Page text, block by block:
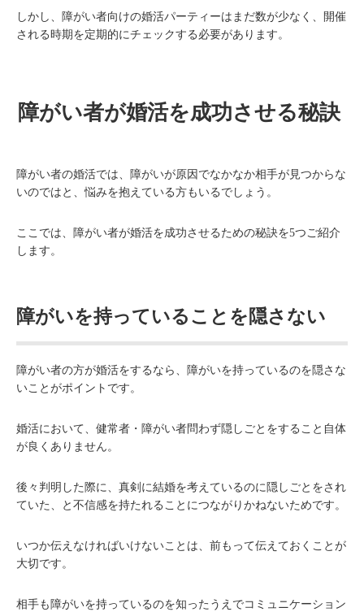
しかし、障がい者向けの婚活パーティーはまだ数が少なく、開催
される時期を定期的にチェックする必要があります。
障がい者が婚活を成功させる秘訣
障がい者の婚活では、障がいが原因でなかなか相手が見つからな
いのではと、悩みを抱えている方もいるでしょう。
ここでは、障がい者が婚活を成功させるための秘訣を5つご紹介
します。
障がいを持っていることを隠さない
障がい者の方が婚活をするなら、障がいを持っているのを隠さな
いことがポイントです。
婚活において、健常者・障がい者問わず隠しごとをすること自体
が良くありません。
後々判明した際に、真剣に結婚を考えているのに隠しごとをされ
ていた、と不信感を持たれることにつながりかねないためです。
いつか伝えなければいけないことは、前もって伝えておくことが
大切です。
相手も障がいを持っているのを知ったうえでコミュニケーション